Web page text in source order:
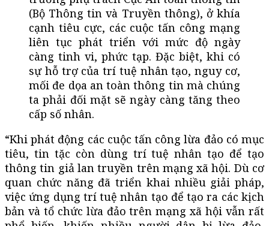
(Bộ Thông tin và Truyền thông), ở khía
cạnh tiêu cực, các cuộc tấn công mạng
liên tục phát triển với mức độ ngày
càng tinh vi, phức tạp. Đặc biệt, khi có
sự hỗ trợ của trí tuệ nhân tạo, nguy cơ,
mối đe dọa an toàn thông tin mà chúng
ta phải đối mặt sẽ ngày càng tăng theo
cấp số nhân.
“Khi phát động các cuộc tấn công lừa đảo có mục
tiêu, tin tặc còn dùng trí tuệ nhân tạo để tạo
thông tin giả lan truyền trên mạng xã hội. Dù cơ
quan chức năng đã triển khai nhiều giải pháp,
việc ứng dụng trí tuệ nhân tạo để tạo ra các kịch
bản và tổ chức lừa đảo trên mạng xã hội vẫn rất